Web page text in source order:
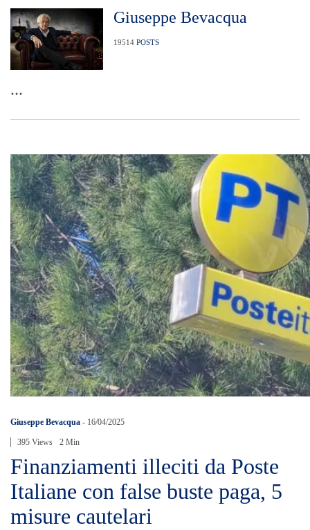
Giuseppe Bevacqua
19514 POSTS
...
Giuseppe Bevacqua - 16/04/2025
395 Views 2 Min
Finanziamenti illeciti da Poste
Italiane con false buste paga, 5
misure cautelari